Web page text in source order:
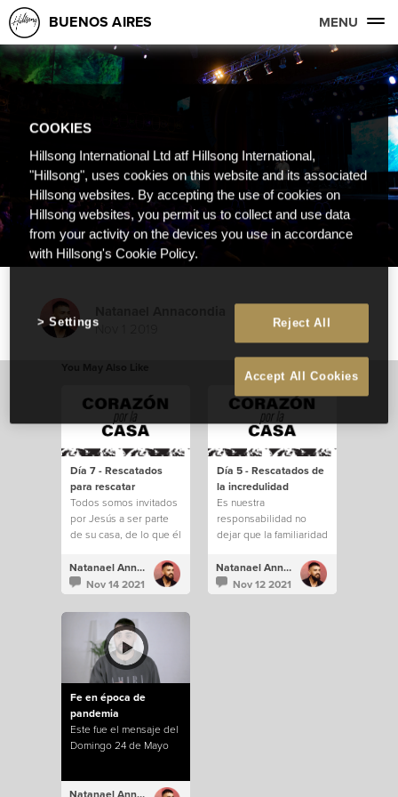
BUENOS AIRES MENU
Nov 1 2019
Día 7 - Rescatados
para rescatar
Todos somos invitados
por Jesús a ser parte
de su casa, de lo que él
Natanael Annacondia
Nov 14 2021
Día 5 - Rescatados de
la incredulidad
Es nuestra
responsabilidad no
dejar que la familiaridad
saquen de todo lo que
Dios tiene para
nosotros.
Natanael Annacondia
Nov 12 2021
Fe en época de
pandemia
Este fue el mensaje del
Domingo 24 de Mayo
COOKIES
Hillsong International Ltd atf Hillsong International,
"Hillsong", uses cookies on this website and its associated
Hillsong websites. By accepting the use of cookies on
Hillsong websites, you permit us to collect and use data
from your activity on the devices you use in accordance
with Hillsong's Cookie Policy.
Reject All
Accept All Cookies
Settings